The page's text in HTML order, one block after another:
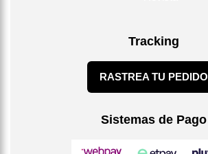
Tracking
RASTREA TU PEDIDO
Sistemas de Pago